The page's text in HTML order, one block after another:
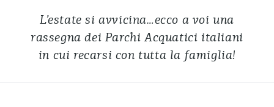
L’estate si avvicina…ecco a voi una
rassegna dei Parchi Acquatici italiani
in cui recarsi con tutta la famiglia!